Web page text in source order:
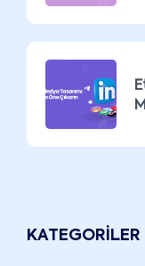
KATEGORILER